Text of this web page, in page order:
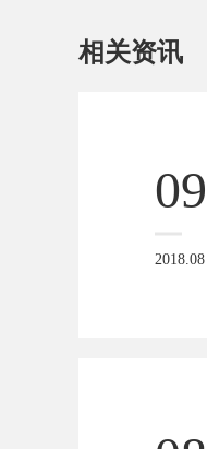
相关资讯
09
2018.08